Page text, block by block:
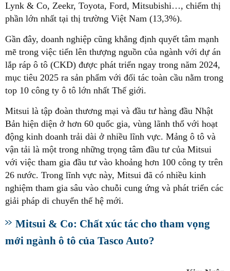
Lynk & Co, Zeekr, Toyota, Ford, Mitsubishi…, chiếm thị
phần lớn nhất tại thị trường Việt Nam (13,3%).
Gần đây, doanh nghiệp cũng khẳng định quyết tâm mạnh
mẽ trong việc tiến lên thượng nguồn của ngành với dự án
lắp ráp ô tô (CKD) được phát triển ngay trong năm 2024,
mục tiêu 2025 ra sản phẩm với đối tác toàn cầu nằm trong
top 10 công ty ô tô lớn nhất Thế giới.
Mitsui là tập đoàn thương mại và đầu tư hàng đầu Nhật
Bản hiện diện ở hơn 60 quốc gia, vùng lãnh thổ với hoạt
động kinh doanh trải dài ở nhiều lĩnh vực. Mảng ô tô và
vận tải là một trong những trọng tâm đầu tư của Mitsui
với việc tham gia đầu tư vào khoảng hơn 100 công ty trên
26 nước. Trong lĩnh vực này, Mitsui đã có nhiều kinh
nghiệm tham gia sâu vào chuỗi cung ứng và phát triển các
giải pháp di chuyển thế hệ mới.
Mitsui & Co: Chất xúc tác cho tham vọng
mới ngành ô tô của Tasco Auto?